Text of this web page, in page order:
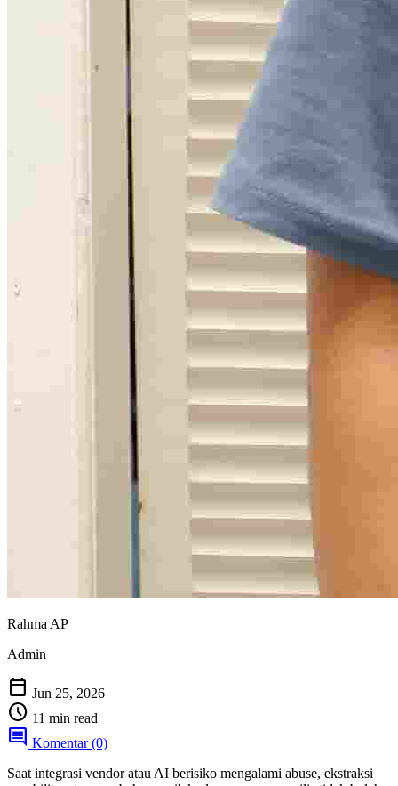
Rahma AP
Admin
calendar_today Jun 25, 2026
schedule 11 min read
comment Komentar (0)
Saat integrasi vendor atau AI berisiko mengalami abuse, ekstraksi